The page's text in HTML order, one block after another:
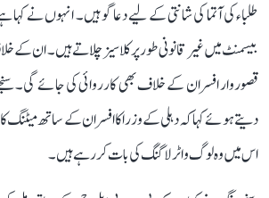
طلباء کی آتما کی شانتی کے لیے دعا گو ہیں۔ انہوں نے
بیسمنٹ میں غیر قانونی طور پر کلاسیز چلاتے ہیں۔ ان کے
قصوروار افسران کے خلاف بھی کارروائی کی جائے گی۔
دیتے ہوئے کہا کہ دہلی کے وزرا کا افسران کے ساتھ میٹنگ
اس میں وہ لوگ واٹر لاگنگ کی بات کر رہے ہیں۔